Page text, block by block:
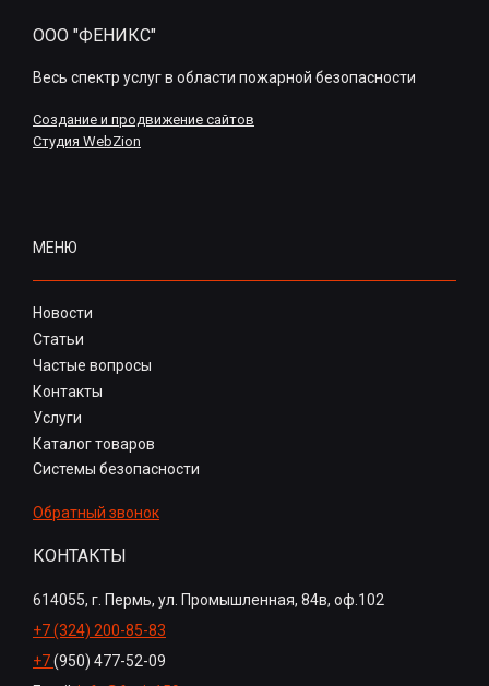
ООО "ФЕНИКС"
Весь спектр услуг в области пожарной безопасности
Создание и продвижение сайтов
Студия WebZion
МЕНЮ
Новости
Статьи
Частые вопросы
Контакты
Услуги
Каталог товаров
Системы безопасности
Обратный звонок
КОНТАКТЫ
614055, г. Пермь, ул. Промышленная, 84в, оф.102
+7 (324) 200-85-83
+7(950) 477-52-09